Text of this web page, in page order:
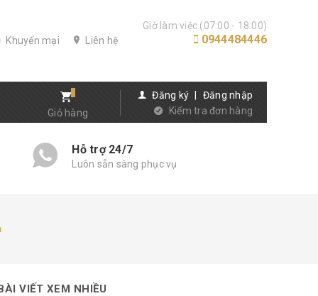
Khuyến mại Liên hệ
Giờ làm việc (07:00 - 18:00)
0944484446
Giỏ hàng
Đăng ký
Đăng nhập
Kiểm tra đơn hàng
Hỗ trợ 24/7
Luôn sẵn sàng phục vụ
VIẾT XEM NHIỀU